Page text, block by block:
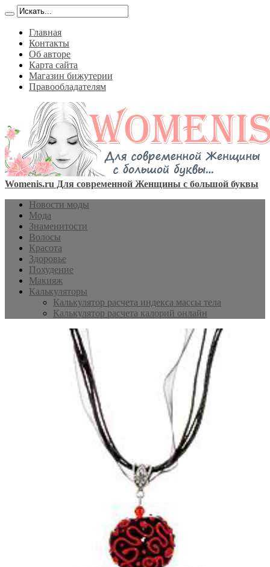
Главная
Контакты
Об авторе
Карта сайта
Магазин бижутерии
Правообладателям
Womenis.ru Для современной Женщины с большой буквы
Новости моды
Мода
Знаменитости
Волосы
Красота
Здоровье
Похудение
Макияж
Калькуляторы
Калькулятор расчета индекса массы тела
Калькулятор расчета калорий онлайн